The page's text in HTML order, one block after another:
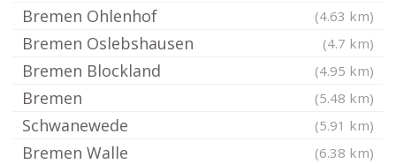
Bremen Ohlenhof (4.63 km)
Bremen Oslebshausen (4.7 km)
Bremen Blockland (4.95 km)
Bremen (5.48 km)
Schwanewede (5.91 km)
Bremen Walle (6.38 km)